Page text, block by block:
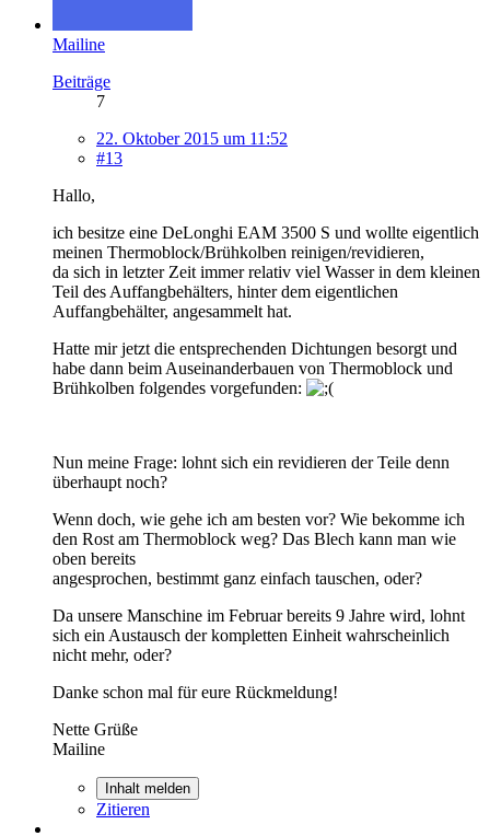
Mailine
Beiträge
7
22. Oktober 2015 um 11:52
#13
Hallo,
ich besitze eine DeLonghi EAM 3500 S und wollte eigentlich
meinen Thermoblock/Brühkolben reinigen/revidieren,
da sich in letzter Zeit immer relativ viel Wasser in dem kleinen
Teil des Auffangbehälters, hinter dem eigentlichen
Auffangbehälter, angesammelt hat.
Hatte mir jetzt die entsprechenden Dichtungen besorgt und
habe dann beim Auseinanderbauen von Thermoblock und
Brühkolben folgendes vorgefunden:
Nun meine Frage: lohnt sich ein revidieren der Teile denn
überhaupt noch?
Wenn doch, wie gehe ich am besten vor? Wie bekomme ich
den Rost am Thermoblock weg? Das Blech kann man wie
oben bereits
angesprochen, bestimmt ganz einfach tauschen, oder?
Da unsere Manschine im Februar bereits 9 Jahre wird, lohnt
sich ein Austausch der kompletten Einheit wahrscheinlich
nicht mehr, oder?
Danke schon mal für eure Rückmeldung!
Nette Grüße
Mailine
Inhalt melden
Zitieren